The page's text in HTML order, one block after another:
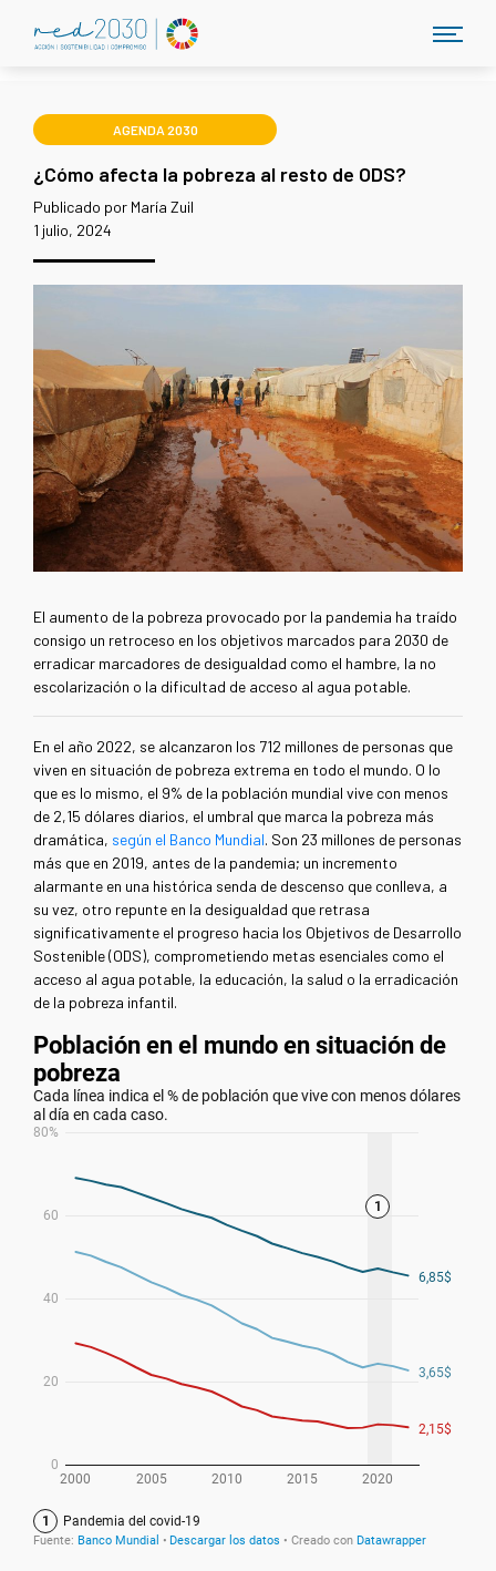
AGENDA 2030
¿Cómo afecta la pobreza al resto de ODS?
Publicado por María Zuil
1 julio, 2024
El aumento de la pobreza provocado por la pandemia ha traído
consigo un retroceso en los objetivos marcados para 2030 de
erradicar marcadores de desigualdad como el hambre, la no
escolarización o la dificultad de acceso al agua potable.
En el año 2022, se alcanzaron los 712 millones de personas que
viven en situación de pobreza extrema en todo el mundo. O lo
que es lo mismo, el 9% de la población mundial vive con menos
de 2,15 dólares diarios, el umbral que marca la pobreza más
dramática, según el Banco Mundial. Son 23 millones de personas
más que en 2019, antes de la pandemia; un incremento
alarmante en una histórica senda de descenso que conlleva, a
su vez, otro repunte en la desigualdad que retrasa
significativamente el progreso hacia los Objetivos de Desarrollo
Sostenible (ODS), comprometiendo metas esenciales como el
acceso al agua potable, la educación, la salud o la erradicación
de la pobreza infantil.